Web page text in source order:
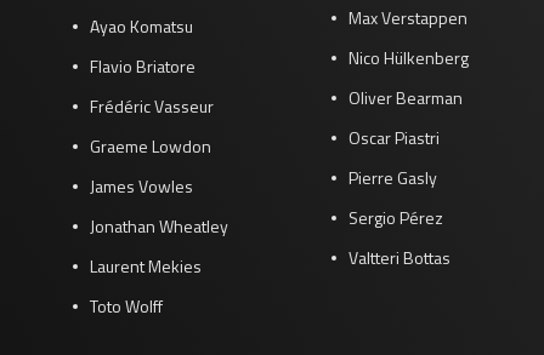
Ayao Komatsu
Flavio Briatore
Frédéric Vasseur
Graeme Lowdon
James Vowles
Jonathan Wheatley
Laurent Mekies
Toto Wolff
Max Verstappen
Nico Hülkenberg
Oliver Bearman
Oscar Piastri
Pierre Gasly
Sergio Pérez
Valtteri Bottas